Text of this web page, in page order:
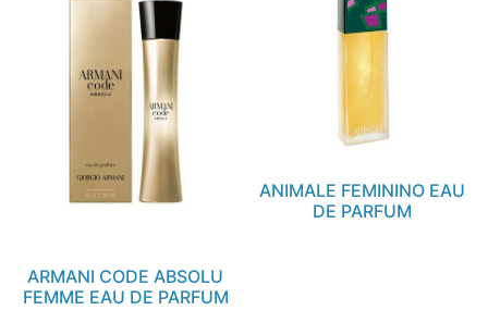
ARMANI CODE ABSOLU
FEMME EAU DE PARFUM
ANIMALE FEMININO EAU
DE PARFUM